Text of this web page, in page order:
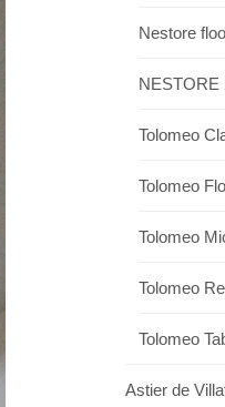
Nestore
NESTORE
Tolomeo
Tolomeo
Tolomeo
Tolomeo
Tolomeo
Astier de